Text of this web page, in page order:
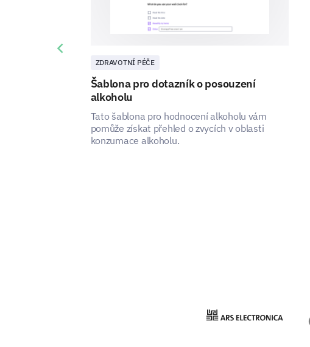
ZDRAVOTNÍ PÉČE
Šablona pro dotazník o posouzení
alkoholu
Tato šablona pro hodnocení alkoholu vám
pomůže získat přehled o zvycích v oblasti
konzumace alkoholu.
Previous slide